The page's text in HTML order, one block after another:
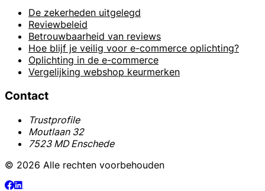
De zekerheden uitgelegd
Reviewbeleid
Betrouwbaarheid van reviews
Hoe blijf je veilig voor e-commerce oplichting?
Oplichting in de e-commerce
Vergelijking webshop keurmerken
Contact
Trustprofile
Moutlaan 32
7523 MD Enschede
© 2026 Alle rechten voorbehouden